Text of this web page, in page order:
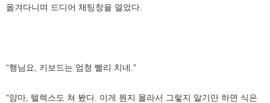
옮겨다니며 드디어 채팅창을 열었다.
“행님요, 키보드는 엄청 빨리 치네.”
“얌마, 텔렉스도 쳐 봤다. 이게 뭔지 몰라서 그렇지 알기만 하면 식은